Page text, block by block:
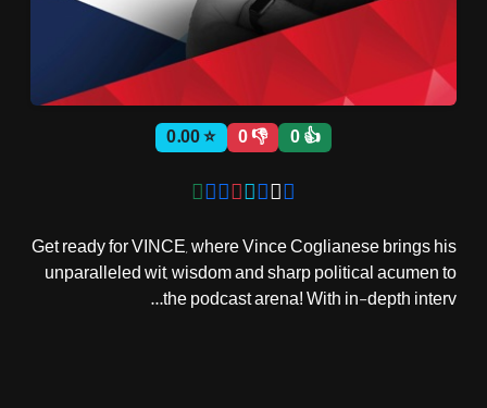
سوالات
متداول
👍 0
👎 0
⭐ 0.00
Get ready for VINCE, where Vince Coglianese brings his
unparalleled wit, wisdom and sharp political acumen to
the podcast arena! With in-depth interv...